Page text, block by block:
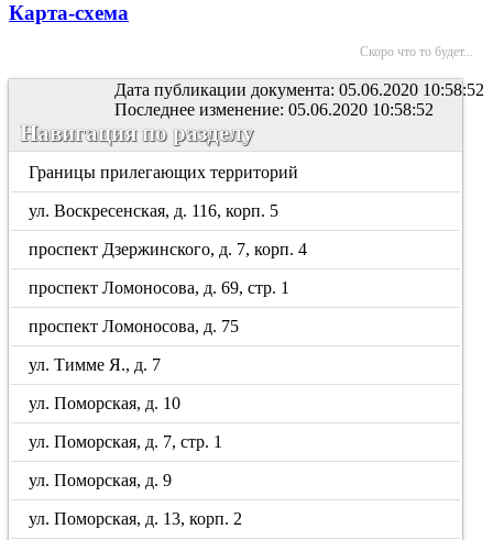
Карта-схема
Скоро что то будет...
Дата публикации документа: 05.06.2020 10:58:52
Последнее изменение: 05.06.2020 10:58:52
Навигация по разделу
Границы прилегающих территорий
ул. Воскресенская, д. 116, корп. 5
проспект Дзержинского, д. 7, корп. 4
проспект Ломоносова, д. 69, стр. 1
проспект Ломоносова, д. 75
ул. Тимме Я., д. 7
ул. Поморская, д. 10
ул. Поморская, д. 7, стр. 1
ул. Поморская, д. 9
ул. Поморская, д. 13, корп. 2